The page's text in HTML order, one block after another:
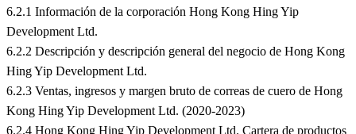
6.2.1 Información de la corporación Hong Kong Hing Yip
Development Ltd.
6.2.2 Descripción y descripción general del negocio de Hong Kong
Hing Yip Development Ltd.
6.2.3 Ventas, ingresos y margen bruto de correas de cuero de Hong
Kong Hing Yip Development Ltd. (2020-2023)
6.2.4 Hong Kong Hing Yip Development Ltd. Cartera de productos